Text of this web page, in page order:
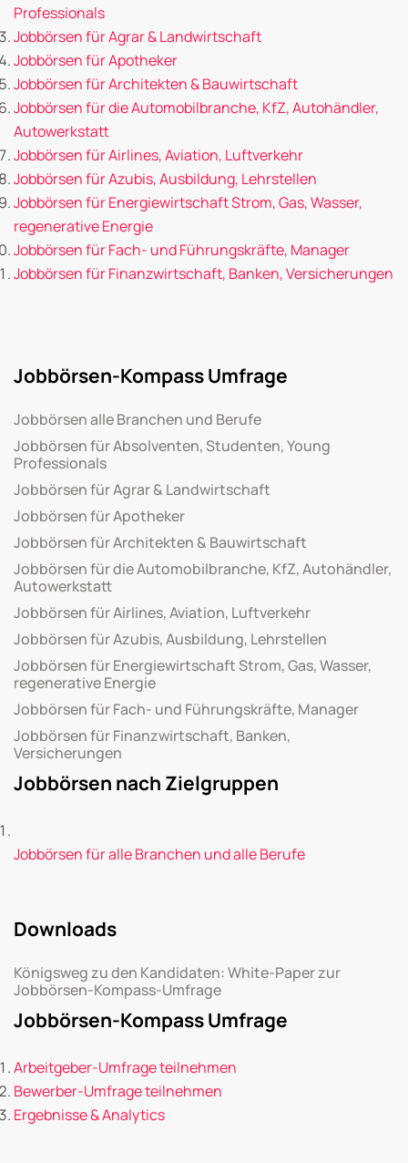
Professionals
Jobbörsen für Agrar & Landwirtschaft
Jobbörsen für Apotheker
Jobbörsen für Architekten & Bauwirtschaft
Jobbörsen für die Automobilbranche, KfZ, Autohändler,
Autowerkstatt
Jobbörsen für Airlines, Aviation, Luftverkehr
Jobbörsen für Azubis, Ausbildung, Lehrstellen
Jobbörsen für Energiewirtschaft Strom, Gas, Wasser,
regenerative Energie
Jobbörsen für Fach- und Führungskräfte, Manager
Jobbörsen für Finanzwirtschaft, Banken, Versicherungen
Jobbörsen-Kompass Umfrage
Jobbörsen alle Branchen und Berufe
Jobbörsen für Absolventen, Studenten, Young
Professionals
Jobbörsen für Agrar & Landwirtschaft
Jobbörsen für Apotheker
Jobbörsen für Architekten & Bauwirtschaft
Jobbörsen für die Automobilbranche, KfZ, Autohändler,
Autowerkstatt
Jobbörsen für Airlines, Aviation, Luftverkehr
Jobbörsen für Azubis, Ausbildung, Lehrstellen
Jobbörsen für Energiewirtschaft Strom, Gas, Wasser,
regenerative Energie
Jobbörsen für Fach- und Führungskräfte, Manager
Jobbörsen für Finanzwirtschaft, Banken,
Versicherungen
Jobbörsen nach Zielgruppen
Jobbörsen für alle Branchen und alle Berufe
Downloads
Königsweg zu den Kandidaten: White-Paper zur
Jobbörsen-Kompass-Umfrage
Jobbörsen-Kompass Umfrage
Arbeitgeber-Umfrage teilnehmen
Bewerber-Umfrage teilnehmen
Ergebnisse & Analytics